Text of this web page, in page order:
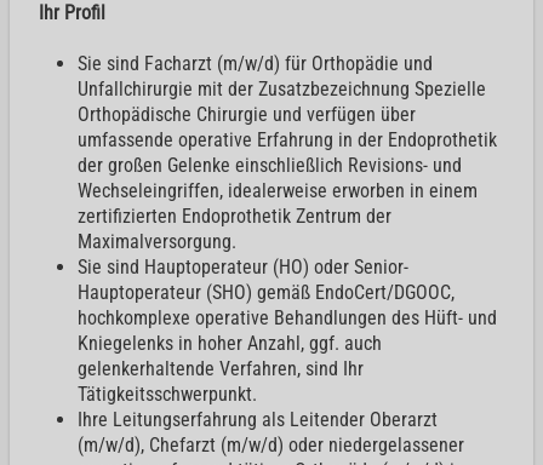
Ihr Profil
Sie sind Facharzt (m/w/d) für Orthopädie und
Unfallchirurgie mit der Zusatzbezeichnung Spezielle
Orthopädische Chirurgie und verfügen über
umfassende operative Erfahrung in der Endoprothetik
der großen Gelenke einschließlich Revisions- und
Wechseleingriffen, idealerweise erworben in einem
zertifizierten Endoprothetik Zentrum der
Maximalversorgung.
Sie sind Hauptoperateur (HO) oder Senior-
Hauptoperateur (SHO) gemäß EndoCert/DGOOC,
hochkomplexe operative Behandlungen des Hüft- und
Kniegelenks in hoher Anzahl, ggf. auch
gelenkerhaltende Verfahren, sind Ihr
Tätigkeitsschwerpunkt.
Ihre Leitungserfahrung als Leitender Oberarzt
(m/w/d), Chefarzt (m/w/d) oder niedergelassener